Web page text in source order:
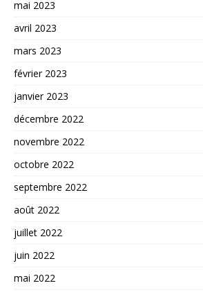
mai 2023
avril 2023
mars 2023
février 2023
janvier 2023
décembre 2022
novembre 2022
octobre 2022
septembre 2022
août 2022
juillet 2022
juin 2022
mai 2022